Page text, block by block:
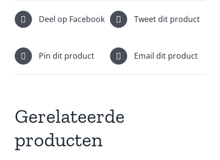
Deel op Facebook Tweet dit product
Pin dit product Email dit product
Gerelateerde
producten